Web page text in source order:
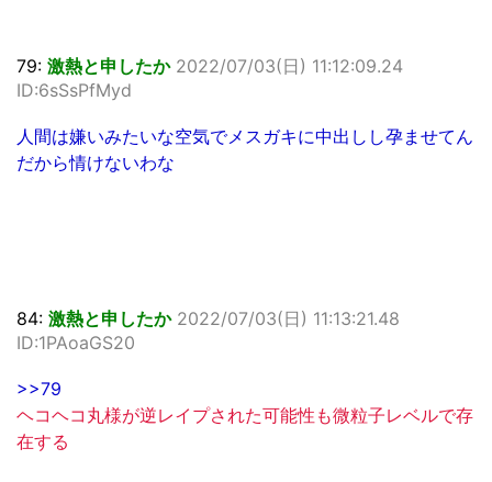
79: 激熱と申したか 2022/07/03(日) 11:12:09.24
ID:6sSsPfMyd
人間は嫌いみたいな空気でメスガキに中出しし孕ませてん
だから情けないわな
84: 激熱と申したか 2022/07/03(日) 11:13:21.48
ID:1PAoaGS20
>>79
ヘコヘコ丸様が逆レイプされた可能性も微粒子レベルで存
在する